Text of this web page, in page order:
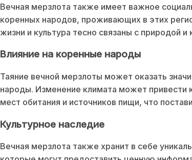
Вечная мерзлота также имеет важное
коренных народов, проживающих в этих
жизни и культура тесно связаны с природой
Влияние на коренные народы
Таяние вечной мерзлоты может оказать
народы. Изменение климата может привести
мест обитания и источников пищи, что
Культурное наследие
Вечная мерзлота также хранит в себе